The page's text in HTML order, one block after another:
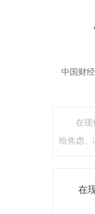
中国财
在现
给焦虑、
在